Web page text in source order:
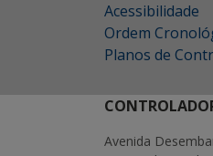
Acessibilidade
Ordem
Planos de
Avenida